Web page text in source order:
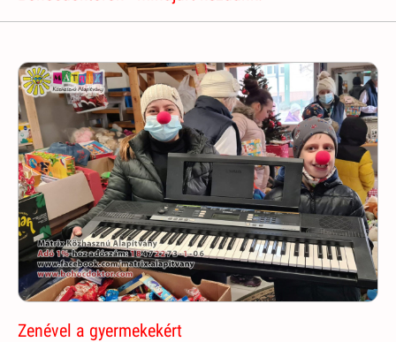
Zenével a gyermekekért